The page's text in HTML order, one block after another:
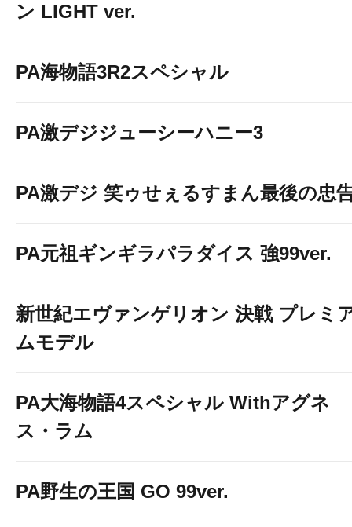
ン LIGHT ver.
PA海物語3R2スペシャル
PA激デジジューシーハニー3
PA激デジ 笑ゥせぇるすまん最後の忠
PA元祖ギンギラパラダイス 強99ver.
新世紀エヴァンゲリオン 決戦 プレミ
ムモデル
PA大海物語4スペシャル Withアグネ
ス・ラム
PA野生の王国 GO 99ver.